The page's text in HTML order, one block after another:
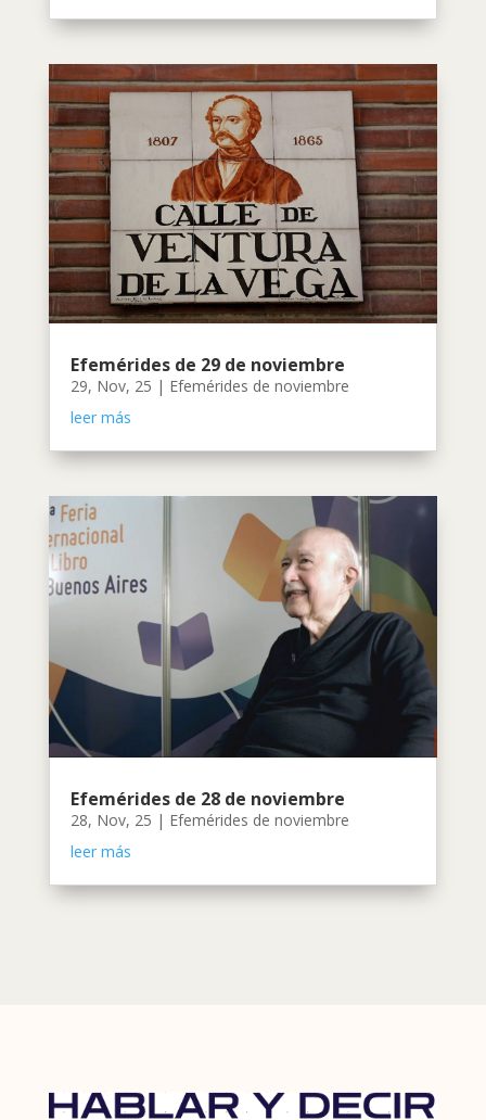
Efemérides de 29 de noviembre
29, Nov, 25 | Efemérides de noviembre
leer más
Efemérides de 28 de noviembre
28, Nov, 25 | Efemérides de noviembre
leer más